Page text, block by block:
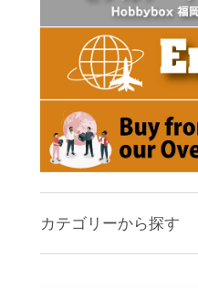
カテゴリーから探す